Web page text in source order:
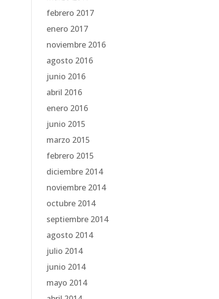
febrero 2017
enero 2017
noviembre 2016
agosto 2016
junio 2016
abril 2016
enero 2016
junio 2015
marzo 2015
febrero 2015
diciembre 2014
noviembre 2014
octubre 2014
septiembre 2014
agosto 2014
julio 2014
junio 2014
mayo 2014